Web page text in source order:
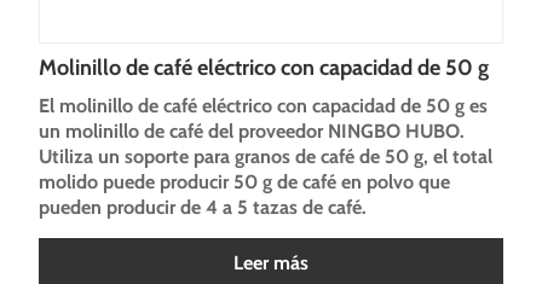
Molinillo de café eléctrico con capacidad de 50 g
El molinillo de café eléctrico con capacidad de 50 g es
un molinillo de café del proveedor NINGBO HUBO.
Utiliza un soporte para granos de café de 50 g, el total
molido puede producir 50 g de café en polvo que
pueden producir de 4 a 5 tazas de café.
Leer más